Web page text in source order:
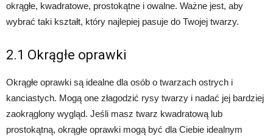
okrągłe, kwadratowe, prostokątne i owalne. Ważne jest, aby
wybrać taki kształt, który najlepiej pasuje do Twojej twarzy.
2.1 Okrągłe oprawki
Okrągłe oprawki są idealne dla osób o twarzach ostrych i
kanciastych. Mogą one złagodzić rysy twarzy i nadać jej bardziej
zaokrąglony wygląd. Jeśli masz twarz kwadratową lub
prostokątną, okrągłe oprawki mogą być dla Ciebie idealnym